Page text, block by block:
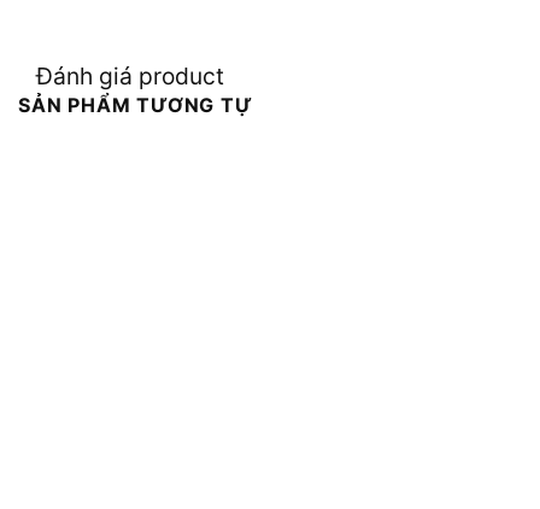
Đánh giá product
SẢN PHẨM TƯƠNG TỰ